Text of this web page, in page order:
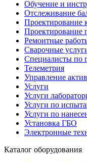
Обучение и
Отслеживание
Проектирование
Проектирование
Ремонтные
Сварочные
Специалисты по
Телеметрия
Управление
Услуги
Услуги
Услуги по
Услуги по
Установка ГБО
Электронные
Каталог оборудования